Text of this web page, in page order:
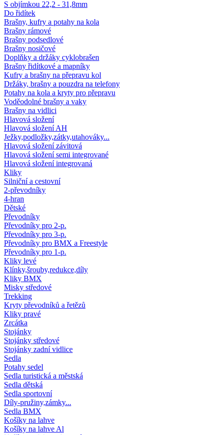
S objímkou 22,2 - 31,8mm
Do řidítek
Brašny, kufry a potahy na kola
Brašny rámové
Brašny podsedlové
Brašny nosičové
Doplňky a držáky cyklobrašen
Brašny řidítkové a mapníky
Kufry a brašny na přepravu kol
Držáky, brašny a pouzdra na telefony
Potahy na kola a kryty pro přepravu
Voděodolné brašny a vaky
Brašny na vidlici
Hlavová složení
Hlavová složení AH
Ježky,podložky,zátky,utahováky...
Hlavová složení závitová
Hlavová složení semi integrované
Hlavová složení integrovaná
Kliky
Silniční a cestovní
2-převodníky
4-hran
Dětské
Převodníky
Převodníky pro 2-p.
Převodníky pro 3-p.
Převodníky pro BMX a Freestyle
Převodníky pro 1-p.
Kliky levé
Klínky,šrouby,redukce,díly
Kliky BMX
Misky středové
Trekking
Kryty převodníků a řetězů
Kliky pravé
Zrcátka
Stojánky
Stojánky středové
Stojánky zadní vidlice
Sedla
Potahy sedel
Sedla turistická a městská
Sedla dětská
Sedla sportovní
Díly-pružiny,zámky...
Sedla BMX
Košíky na lahve
Košíky na lahve Al